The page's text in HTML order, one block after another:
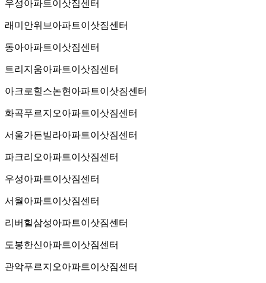
우성아파트이삿짐센터
래미안위브아파트이삿짐센터
동아아파트이삿짐센터
트리지움아파트이삿짐센터
아크로힐스논현아파트이삿짐센터
화곡푸르지오아파트이삿짐센터
서울가든빌라아파트이삿짐센터
파크리오아파트이삿짐센터
우성아파트이삿짐센터
서월아파트이삿짐센터
리버힐삼성아파트이삿짐센터
도봉한신아파트이삿짐센터
관악푸르지오아파트이삿짐센터